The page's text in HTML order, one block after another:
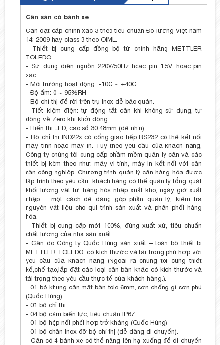
Cân sàn có bánh xe
Cân đạt cấp chính xác 3 theo tiêu chuẩn Đo lường Việt nam
14: 2009 hay class 3 theo OIML.
- Thiết bị cung cấp đồng bộ từ chính hãng METTLER
TOLEDO.
- Sử dụng điện nguồn 220V/50Hz hoặc pin 1.5V, hoặc pin
xạc.
- Môi trường hoạt động: -10C ~ +40C
- Độ ẩm: 0 ~ 95%RH
- Bộ chỉ thị để rời trên trụ Inox dễ bảo quản.
- Tiết kiệm điện: tự động tắt cân khi không sử dụng, tự
động về Zero khi khởi động.
- Hiển thị LED, cao số 30.48mm (dễ nhìn).
- Bộ chỉ thị IND22x có cổng giao tiếp RS232 có thể kết nối
máy tính hoặc máy in. Tùy theo yêu cầu của khách hàng,
Công ty chúng tôi cung cấp phầm mềm quản lý cân và các
thiết bị kèm theo như: máy vi tính, máy in kết nối với cân
sàn công nghiệp. Chương trình quản lý cân hàng hóa được
lập trình theo yêu cầu, khách hàng có thể quản lý tổng quát
khối lượng vật tư, hàng hóa nhập xuất kho, ngày giờ xuất
nhập…. một cách dễ dàng góp phần quản lý, kiểm tra
nguyên vật liệu cho qui trình sản xuất và phân phối hàng
hóa.
- Thiết bị cung cấp mới 100%, đúng xuất xứ, tiêu chuẩn
chất lượng của nhà sản xuất.
- Cân do Công ty Quốc Hùng sản xuất – toàn bộ thiết bị
METTLER TOLEDO, có kích thước và tải trọng phù hợp với
yêu cầu của khách hàng (Ngoài ra chúng tôi cũng thiết
kế,chế tạo,lắp đặt các loại cân bàn khác có kích thước và
tải trọng theo yêu cầu thực tế của khách hàng.).
- 01 bộ khung cân mặt bàn tole 6mm, sơn chống gỉ sơn phủ
(Quốc Hùng)
- 01 bộ chỉ thị
- 04 bộ cảm biến lực, tiêu chuẩn IP67.
- 01 bộ hộp nối phối hợp trở kháng (Quốc Hùng)
- 01 bộ chân Inox đỡ bộ chỉ thị (dễ dàng di chuyển).
- Cân có 4 bánh xe có thể nâng lên hạ xuống để di chuyển